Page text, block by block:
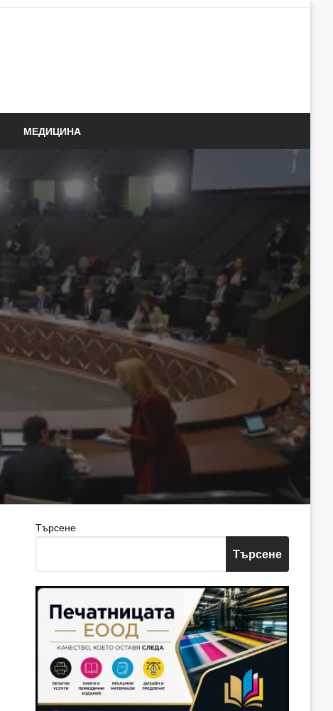
МЕДИЦИНА
Търсене
Търсене